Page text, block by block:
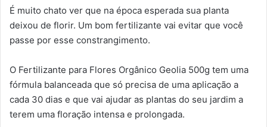
É muito chato ver que na época esperada sua planta
deixou de florir. Um bom fertilizante vai evitar que você
passe por esse constrangimento.
O Fertilizante para Flores Orgânico Geolia 500g tem uma
fórmula balanceada que só precisa de uma aplicação a
cada 30 dias e que vai ajudar as plantas do seu jardim a
terem uma floração intensa e prolongada.